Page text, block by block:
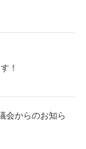
！
会からのお知ら